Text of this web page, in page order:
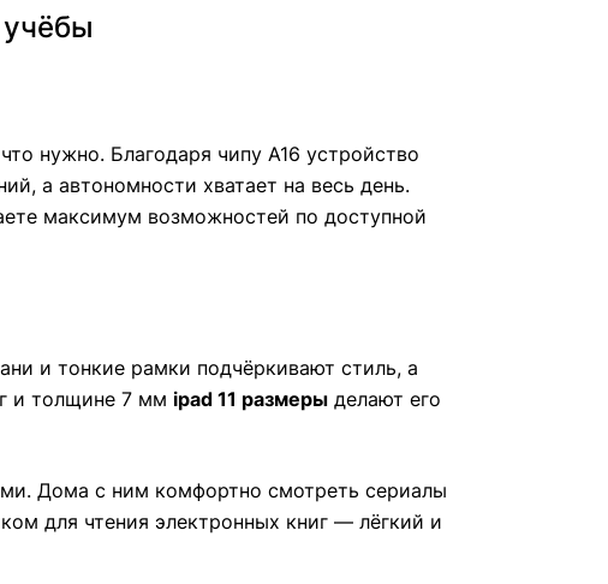
нужно. Благодаря чипу A16 устройство
а автономности хватает на весь день.
максимум возможностей по доступной
и тонкие рамки подчёркивают стиль, а
и толщине 7 мм ipad 11 размеры делают его
Дома с ним комфортно смотреть сериалы
для чтения электронных книг — лёгкий и